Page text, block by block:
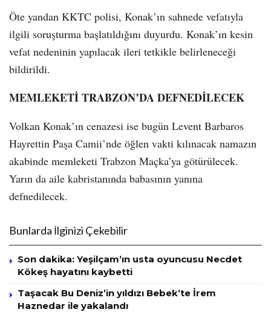
Öte yandan KKTC polisi, Konak’ın sahnede vefatıyla
ilgili soruşturma başlatıldığını duyurdu. Konak’ın kesin
vefat nedeninin yapılacak ileri tetkikle belirleneceği
bildirildi.
MEMLEKETİ TRABZON’DA DEFNEDİLECEK
Volkan Konak’ın cenazesi ise bugün Levent Barbaros
Hayrettin Paşa Camii’nde öğlen vakti kılınacak namazın
akabinde memleketi Trabzon Maçka’ya götürülecek.
Yarın da aile kabristanında babasının yanına
defnedilecek.
Bunlarda İlginizi Çekebilir
Son dakika: Yeşilçam’ın usta oyuncusu Necdet
Kökeş hayatını kaybetti
Taşacak Bu Deniz’in yıldızı Bebek’te İrem
Haznedar ile yakalandı